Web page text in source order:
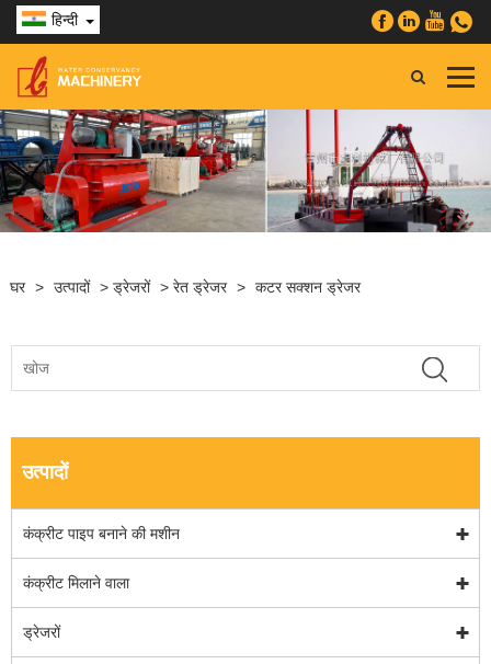
हिन्दी
घर > उत्पादों > ड्रेजरों > रेत ड्रेजर > कटर सक्शन ड्रेजर
उत्पादों
कंक्रीट पाइप बनाने की मशीन
कंक्रीट मिलाने वाला
ड्रेजरों